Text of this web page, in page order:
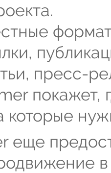
пресс-
покажет,
которые
еще